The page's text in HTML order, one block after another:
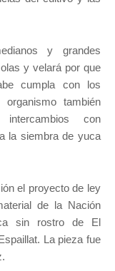
y grandes
y velará por que
cumpla con los
también
con
la siembra de yuca
el proyecto de ley
de la Nación
sin rostro de El
La pieza fue